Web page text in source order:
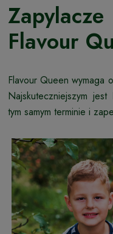
Flavour
Flavour Queen wymaga
Najskuteczniejszym jest
tym samym terminie i